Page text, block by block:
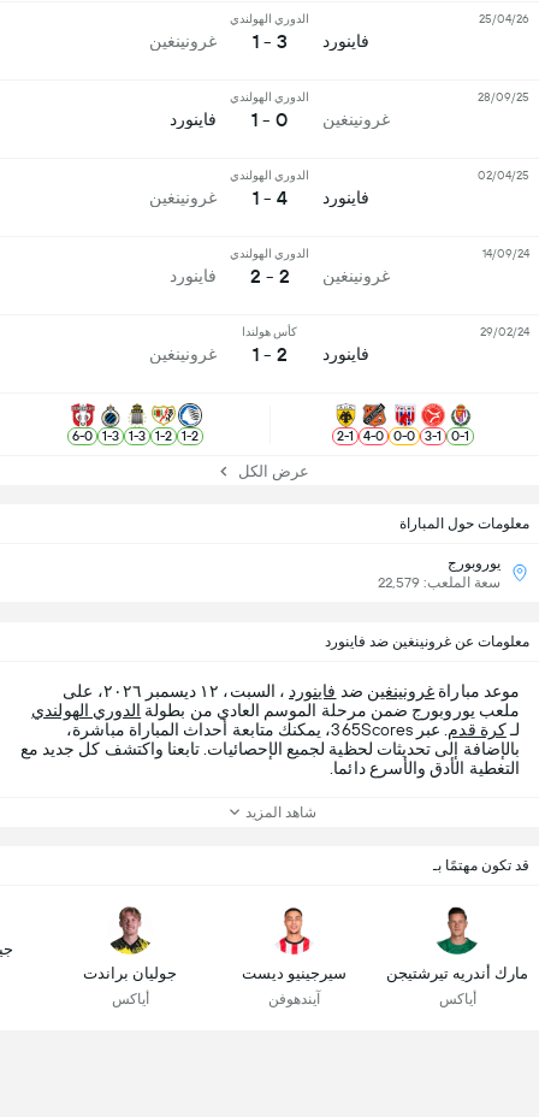
معلومات حول المباراة
يوروبورج
سعة الملعب: 22,579
فاينورد
الدوري الهولندي
3 - 1 غرونينغين
25/04/26
غرونينغين
الدوري الهولندي
0 - 1 فاينورد
28/09/25
فاينورد
الدوري الهولندي
4 - 1 غرونينغين
02/04/25
غرونينغين
الدوري الهولندي
2 - 2 فاينورد
14/09/24
فاينورد
كأس هولندا
2 - 1 غرونينغين
29/02/24
1
-
0
1
-
3
0
-
0
0
-
4
1
-
2
2
-
1
2
-
1
3
-
1
3
-
1
0
-
6
عرض الكل
معلومات عن غرونينغين ضد فاينورد
موعد مباراة غرونينغين ضد فاينورد
، السبت، ١٢ ديسمبر ٢٠٢٦، على
ملعب يوروبورج ضمن مرحلة الموسم العادي من بطولة الدوري الهولندي
لـكرة قدم
. عبر 365Scores، يمكنك متابعة أحداث المباراة مباشرة،
بالإضافة إلى تحديثات لحظية لجميع الإحصائيات. تابعنا واكتشف كل جديد مع
التغطية الأدق والأسرع دائما.
شاهد المزيد
قد تكون مهتمًا بـ
مارك أندريه تيرشتيجن
أياكس
سيرجينيو ديست
آيندهوفن
جوليان براندت
أياكس